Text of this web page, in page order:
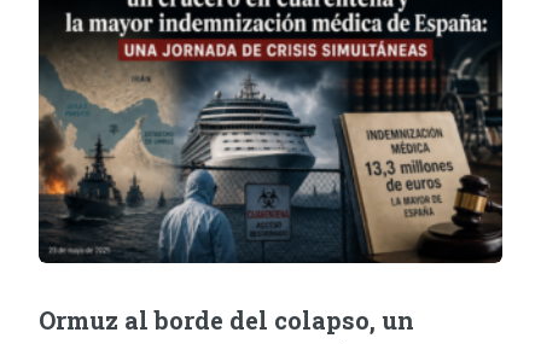
Ormuz al borde del colapso, un